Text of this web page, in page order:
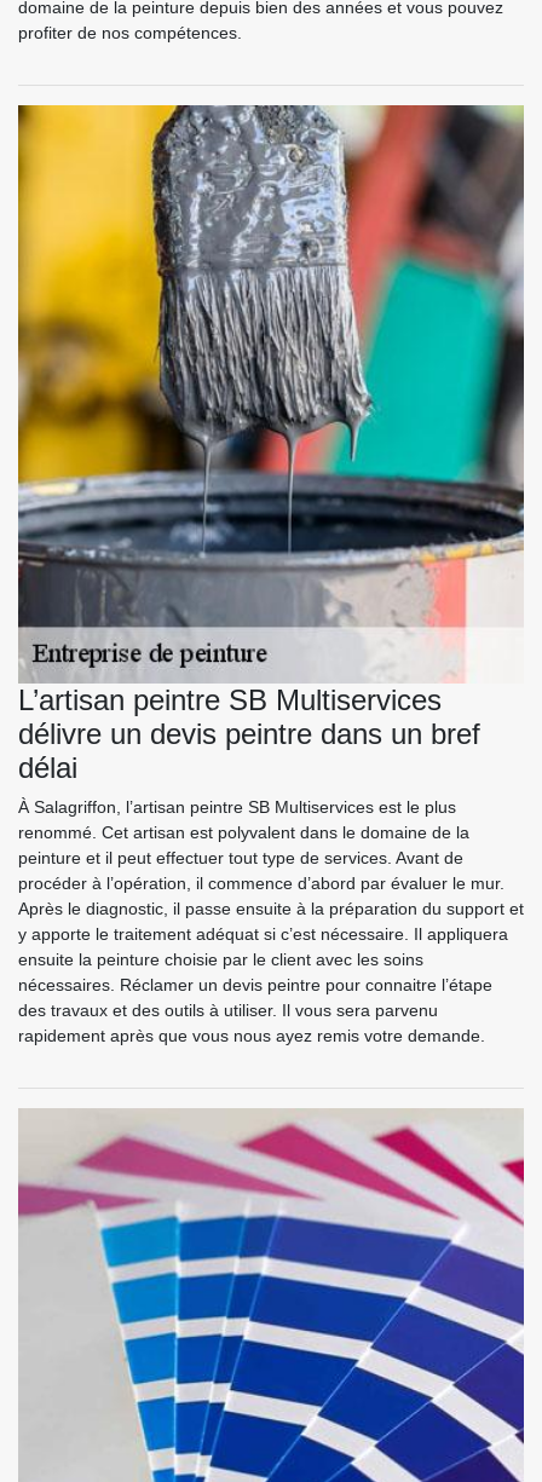
domaine de la peinture depuis bien des années et vous pouvez
profiter de nos compétences.
L’artisan peintre SB Multiservices
délivre un devis peintre dans un bref
délai
À Salagriffon, l’artisan peintre SB Multiservices est le plus
renommé. Cet artisan est polyvalent dans le domaine de la
peinture et il peut effectuer tout type de services. Avant de
procéder à l’opération, il commence d’abord par évaluer le mur.
Après le diagnostic, il passe ensuite à la préparation du support et
y apporte le traitement adéquat si c’est nécessaire. Il appliquera
ensuite la peinture choisie par le client avec les soins
nécessaires. Réclamer un devis peintre pour connaitre l’étape
des travaux et des outils à utiliser. Il vous sera parvenu
rapidement après que vous nous ayez remis votre demande.